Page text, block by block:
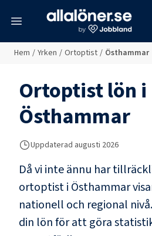
Hem / Yrken / Ortoptist / Östhammar
Ortoptistlön i
Östhammar
Uppdaterad augusti 2026
Då vi inte ännu har
ortoptisti Östhammar
nationell och regional
din lön för att göra